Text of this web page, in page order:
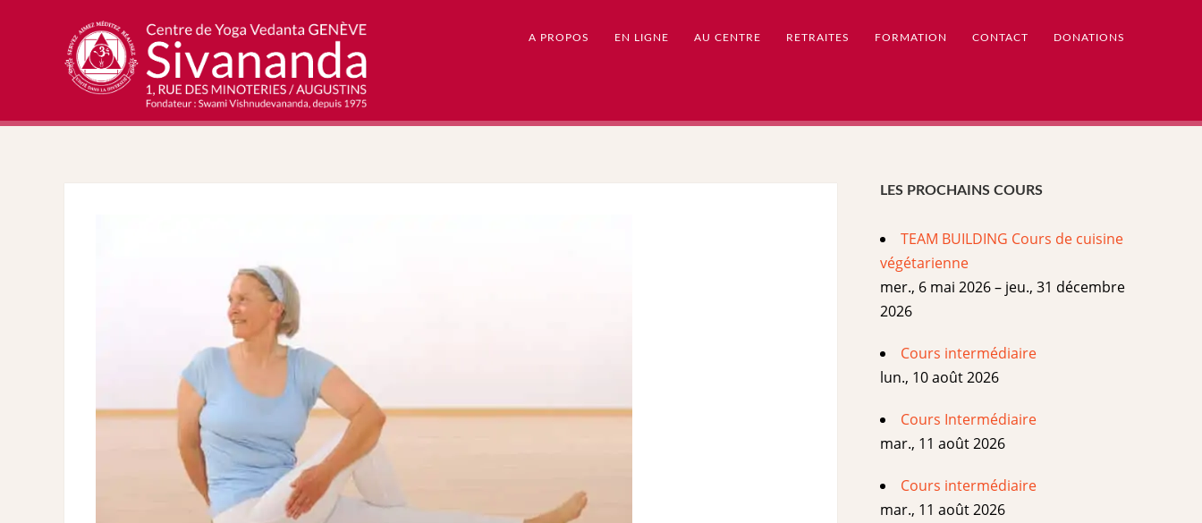
A PROPOS EN LIGNE AU CENTRE RETRAITES FORMATION CONTACT DONATIONS
LES PROCHAINS COURS
TEAM BUILDING Cours de cuisine
végétarienne
mer., 6 mai 2026 – jeu., 31 décembre
2026
Cours intermédiaire
lun., 10 août 2026
Cours Intermédiaire
mar., 11 août 2026
Cours intermédiaire
mar., 11 août 2026